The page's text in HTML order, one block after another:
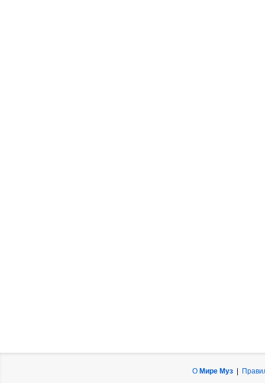
О Мире Муз|